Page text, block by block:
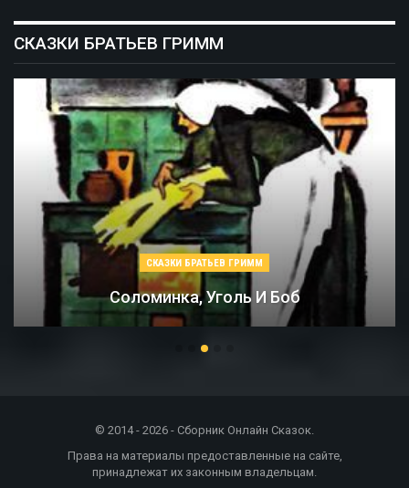
СКАЗКИ БРАТЬЕВ ГРИММ
СКАЗКИ БРАТЬЕВ ГРИММ
Соломинка, Уголь И Боб
© 2014 - 2026 - Сборник Онлайн Сказок.
Права на материалы предоставленные на сайте,
принадлежат их законным владельцам.